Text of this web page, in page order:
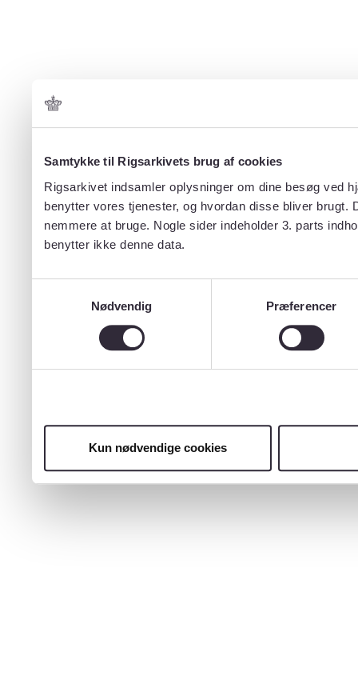
Samtykke til Rigsarkivets brug af cookies
Rigsarkivet indsamler oplysninger om dine besøg ved
benytter vores tjenester, og hvordan disse bliver
nemmere at bruge. Nogle sider indeholder 3. parts
benytter ikke denne data.
Nødvendig
Præferencer
Kun nødvendige cookies